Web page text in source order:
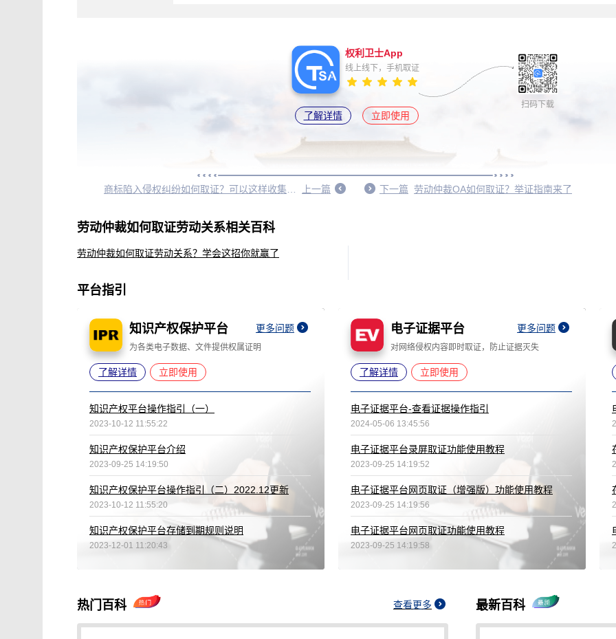
权利卫士App
线上线下，手机取证
了解详情 立即使用
扫码下载
上一篇 下一篇 劳动仲裁OA如何取证？举证指南来了
劳动仲裁如何取证劳动关系相关百科
劳动仲裁如何取证劳动关系？学会这招你就赢了
平台指引
知识产权保护平台 更多问题
为各类电子数据、文件提供权属证明
了解详情 立即使用
知识产权平台操作指引（一）
2023-10-12 11:55:22
知识产权保护平台介绍
2023-09-25 14:19:50
知识产权保护平台操作指引（二）2022.12更新
2023-10-12 11:55:20
知识产权保护平台存储到期规则说明
2023-12-01 11:20:43
电子证据平台 更多问题
对网络侵权内容即时取证，防止证据灭失
了解详情 立即使用
电子证据平台-查看证据操作指引
2024-05-06 13:45:56
电子证据平台录屏取证功能使用教程
2023-09-25 14:19:52
电子证据平台网页取证（增强版）功能使用教程
2023-09-25 14:19:56
电子证据平台网页取证功能使用教程
2023-09-25 14:19:58
热门百科 查看更多 最新百科